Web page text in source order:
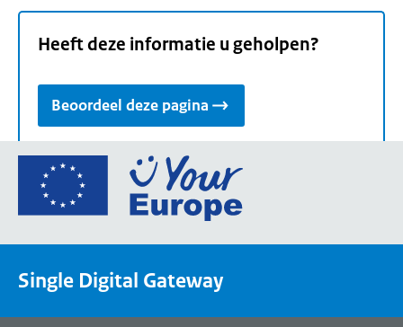
Heeft deze informatie u geholpen?
Beoordeel deze pagina
Ga
de
een
Single Digital Gateway